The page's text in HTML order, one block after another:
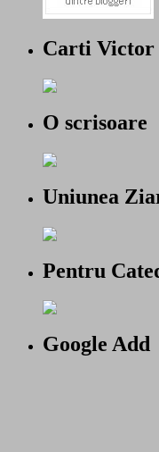
Carti Victor
O scrisoare
Uniunea
Pentru
Google Add